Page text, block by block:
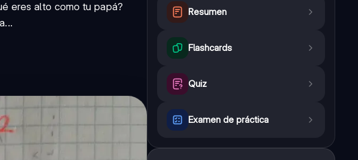
eres alto como tu papá?
Resumen
Flashcards
Quiz
Examen de práctica